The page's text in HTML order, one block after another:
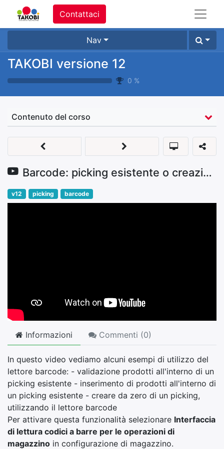
Contattaci
Nav
TAKOBI versione 12
0 %
Contenuto del corso
Barcode: picking esistente o creazione nuovo picking
v12 picking barcode
Informazioni Commenti (0)
In questo video vediamo alcuni esempi di utilizzo del
lettore barcode: - validazione prodotti all'interno di un
picking esistente - inserimento di prodotti all'interno di
un picking esistente - creare da zero di un picking,
utilizzando il lettore barcode
Per attivare questa funzionalità selezionare Interfaccia
di lettura codici a barre per le operazioni di
magazzino in configurazione di magazzino.